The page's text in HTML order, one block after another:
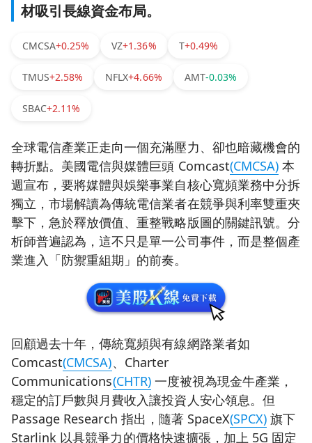
材吸引長線資金布局。
CMCSA+0.25% VZ+1.36% T+0.49%
TMUS+2.58% NFLX+4.66% AMT-0.03%
SBAC+2.11%
全球電信產業正走向一個充滿壓力、卻也暗藏機會的
轉折點。美國電信與媒體巨頭 Comcast(CMCSA) 本
週宣布，要將媒體與娛樂事業自核心寬頻業務中分拆
獨立，市場解讀為傳統電信業者在競爭與利率雙重夾
擊下，急於釋放價值、重整戰略版圖的關鍵訊號。分
析師普遍認為，這不只是單一公司事件，而是整個產
業進入「防禦重組期」的前奏。
回顧過去十年，傳統寬頻與有線網路業者如
Comcast(CMCSA)、Charter
Communications(CHTR)一度被視為現金牛產業，
穩定的訂戶數與月費收入讓投資人安心領息。但
Passage Research 指出，隨著 SpaceX(SPCX) 旗下
Starlink 以具競爭力的價格快速擴張，加上 5G 固定